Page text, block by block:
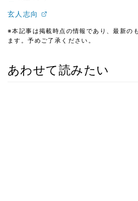
玄人志向
※本記事は掲載時点の情報であり、最新の
ます。予めご了承ください。
あわせて読みたい